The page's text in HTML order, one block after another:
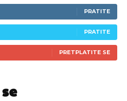
PRATITE
PRATITE
PRETPLATITE SE